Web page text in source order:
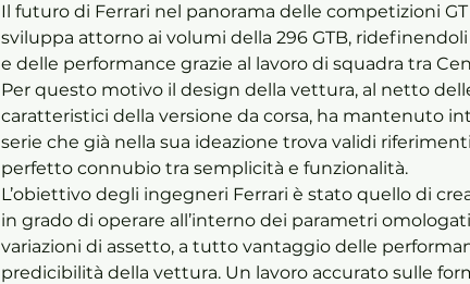
Il futuro di Ferrari nel panorama delle competizioni
sviluppa attorno ai volumi della 296 GTB,
e delle performance grazie al lavoro di squadra tra
Per questo motivo il design della vettura, al netto
caratteristici della versione da corsa, ha mantenuto
serie che già nella sua ideazione trova validi
perfetto connubio tra semplicità e funzionalità.
L’obiettivo degli ingegneri Ferrari è stato quello di
in grado di operare all’interno dei parametri
variazioni di assetto, a tutto vantaggio delle
predicibilità della vettura. Un lavoro accurato sulle